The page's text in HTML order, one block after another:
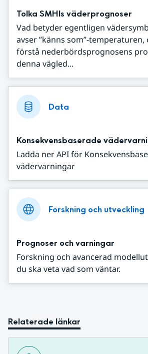
Tolka SMHIs väderprognoser
Vad betyder egentligen
avser ”känns som”-
förstå nederbördsprognosens
denna vägled...
Data
Konsekvensbaserade
Ladda ner API för
vädervarningar
Forskning och utveckling
Prognoser och varningar
Forskning och avancerad
du ska veta vad som väntar.
Relaterade länkar